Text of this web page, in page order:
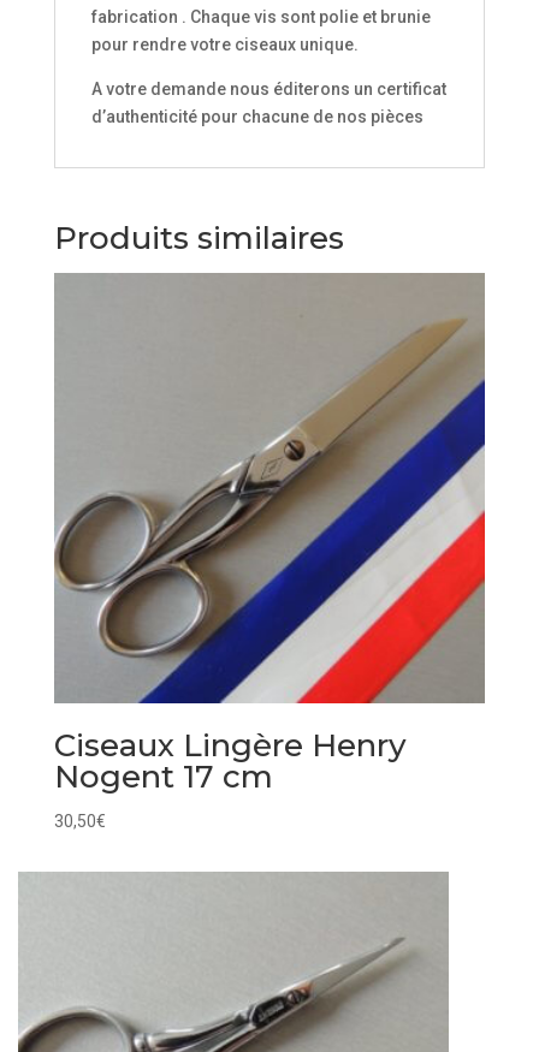
fabrication . Chaque vis sont polie et brunie
pour rendre votre ciseaux unique.
A votre demande nous éditerons un certificat
d’authenticité pour chacune de nos pièces
Produits similaires
Ciseaux Lingère Henry
Nogent 17 cm
30,50€